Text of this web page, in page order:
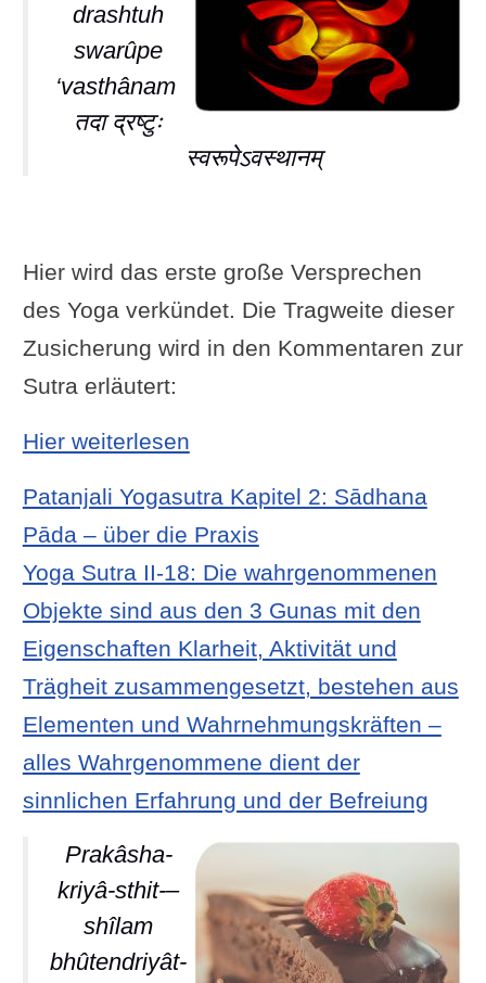
drashtuh
swarûpe
‘vasthânam
तदा द्रष्टुः
स्वरूपेऽवस्थानम्
Hier wird das erste große Versprechen
des Yoga verkündet. Die Tragweite dieser
Zusicherung wird in den Kommentaren zur
Sutra erläutert:
Hier weiterlesen: Yoga Sutra I-3: Dann ruht
Patanjali Yogasutra Kapitel 2: Sādhana
Pāda – über die Praxis
Yoga Sutra II-18: Die wahrgenommenen
Objekte sind aus den 3 Gunas mit den
Eigenschaften Klarheit, Aktivität und
Trägheit zusammengesetzt, bestehen aus
Elementen und Wahrnehmungskräften –
alles Wahrgenommene dient der
sinnlichen Erfahrung und der Befreiung
Prakâsha-
kriyâ-sthit-–
shîlam
bhûtendriyât-